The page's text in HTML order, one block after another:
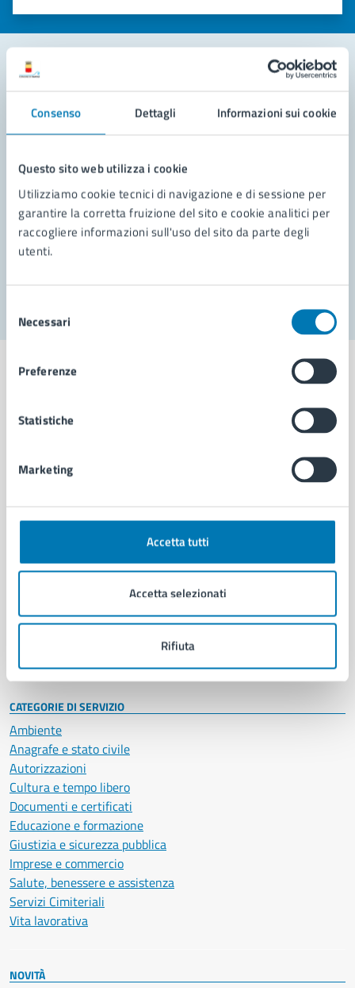
Consenso Dettagli Informazioni sui cookie
Questo sito web utilizza i cookie
Utilizziamo cookie tecnici di navigazione e di sessione per
garantire la corretta fruizione del sito e cookie analitici per
raccogliere informazioni sull'uso del sito da parte degli
utenti.
delNecessari
Preferenze
Statistiche
Marketing
Accetta tutti
Accetta selezionati
Rifiuta
Valuta 5 stelle su 5
Valuta 4 stelle su 5
Valuta 3 stelle su 5
Valuta 2 stelle su 5
Valuta 1 stelle su 5
Leggi le domande frequenti
Richiedi assistenza
Prenota appuntamento
Problemi in città
Comune di Napoli
AMMINISTRAZIONE
Organi di governo
Enti e fondazioni
Personale amministrativo
Intranet, posta aziendale e protocollo
CATEGORIE DI SERVIZIO
Ambiente
Anagrafe e stato civile
Autorizzazioni
Cultura e tempo libero
Documenti e certificati
Educazione e formazione
Giustizia e sicurezza pubblica
Imprese e commercio
Salute, benessere e assistenza
Servizi Cimiteriali
Vita lavorativa
NOVITÀ